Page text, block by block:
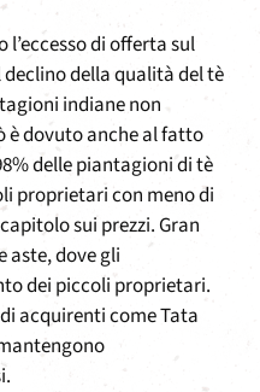
l’eccesso di offerta sul
della qualità del tè
indiane non
è dovuto anche al fatto
delle piantagioni di tè
proprietari con meno di
sui prezzi. Gran
aste, dove gli
dei piccoli proprietari.
acquirenti come Tata